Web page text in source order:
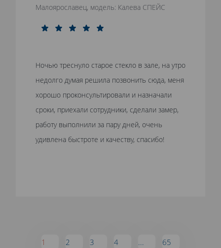
Малоярославец, модель: Калева СПЕЙС
Ночью треснуло старое стекло в зале, на утро
недолго думая решила позвонить сюда, меня
хорошо проконсультировали и назначали
сроки, приехали сотрудники, сделали замер,
работу выполнили за пару дней, очень
удивлена быстроте и качеству, спасибо!
1 2 3 4 ... 65